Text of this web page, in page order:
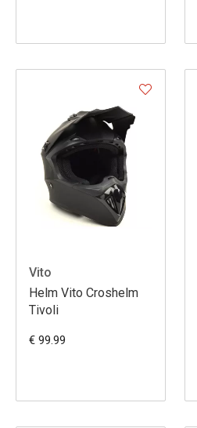
Vito
Helm Vito Croshelm
Tivoli
€ 99.99